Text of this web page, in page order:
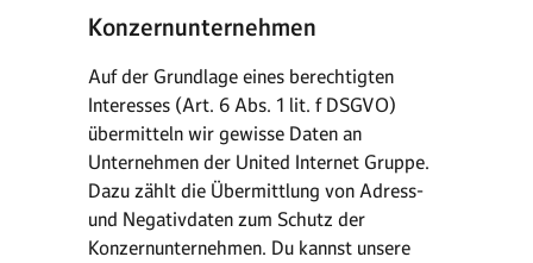
Konzernunternehmen
Auf der Grundlage eines berechtigten
Interesses (Art. 6 Abs. 1 lit. f DSGVO)
übermitteln wir gewisse Daten an
Unternehmen der United Internet Gruppe.
Dazu zählt die Übermittlung von Adress-
und Negativdaten zum Schutz der
Konzernunternehmen. Du kannst unsere